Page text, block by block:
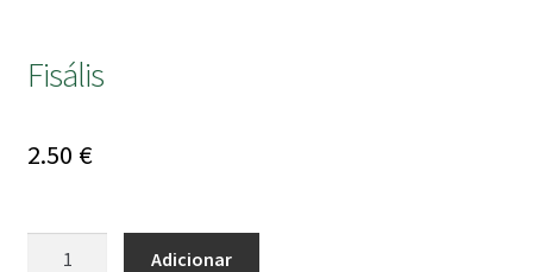
Fisális
2.50 €
Adicionar